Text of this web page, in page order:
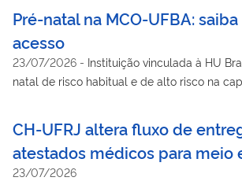
Pré-natal na MCO-UFBA:
acesso
23/07/2026 - Instituição vinculada à HU
natal de risco habitual e de alto risco na
CH-UFRJ altera fluxo de
atestados médicos para meio
23/07/2026